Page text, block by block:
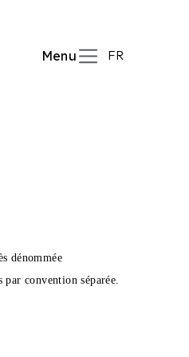
Menu FR
dénommée
convention séparée.